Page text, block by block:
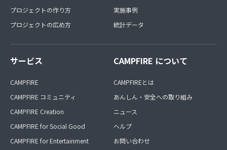
プロジェクトの作り方
プロジェクトの広め方
実施事例
統計データ
サービス
CAMPFIRE
CAMPFIRE コミュニティ
CAMPFIRE Creation
CAMPFIRE for Social Good
CAMPFIRE for Entertainment
CAMPFIRE について
CAMPFIREとは
あんしん・安全への取り組み
ニュース
ヘルプ
お問い合わせ